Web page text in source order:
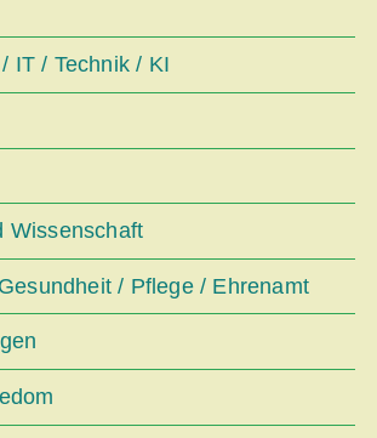
IT / Technik / KI
Wissenschaft
/ Pflege / Ehrenamt